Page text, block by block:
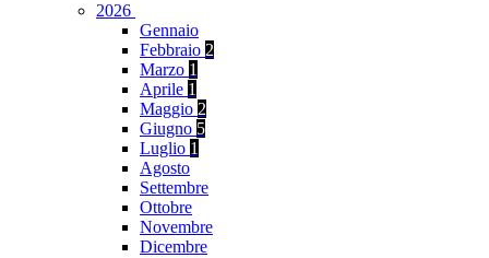
2026
Gennaio
Febbraio 2
Marzo 1
Aprile 1
Maggio 2
Giugno 5
Luglio 1
Agosto
Settembre
Ottobre
Novembre
Dicembre